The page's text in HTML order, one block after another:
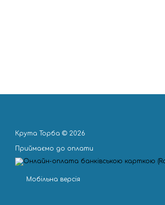
Крута Торба © 2026
Приймаємо до оплати
Мобільна версія